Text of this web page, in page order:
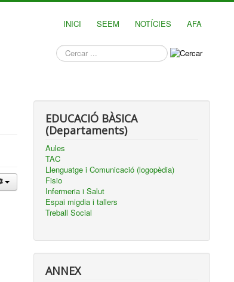
INICI SEEM NOTÍCIES AFA
què
busques?
EDUCACIÓ BÀSICA
(Departaments)
Aules
TAC
Llenguatge i Comunicació (logopèdia)
Fisio
Infermeria i Salut
Espai migdia i tallers
Treball Social
ANNEX